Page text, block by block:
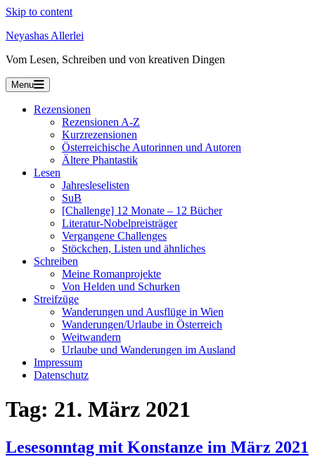
Skip to content
Neyashas Allerlei
Vom Lesen, Schreiben und von kreativen Dingen
Menu
Rezensionen
Rezensionen A-Z
Kurzrezensionen
Österreichische Autorinnen und Autoren
Ältere Phantastik
Lesen
Jahresleselisten
SuB
[Challenge] 12 Monate – 12 Bücher
Literatur-Nobelpreisträger
Vergangene Challenges
Stöckchen, Listen und ähnliches
Schreiben
Meine Romanprojekte
Von Helden und Schurken
Streifzüge
Wanderungen und Ausflüge in Wien
Wanderungen/Urlaube in Österreich
Weitwandern
Urlaube und Wanderungen im Ausland
Impressum
Datenschutz
Tag: 21. März 2021
Lesesonntag mit Konstanze im März 2021